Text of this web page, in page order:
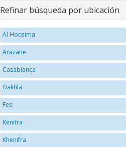
Refinar búsqueda por ubicación
Al Hoceima
Arazane
Casablanca
Dakhla
Fes
Kenitra
Khenifra